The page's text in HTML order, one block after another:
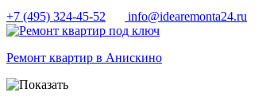
+7 (495) 324-45-52 info@idearemonta24.ru
Ремонт квартир в Анискино